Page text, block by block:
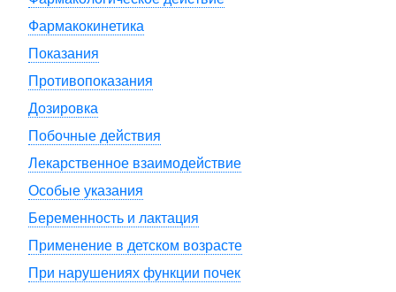
Фармакокинетика
Показания
Противопоказания
Дозировка
Побочные действия
Лекарственное взаимодействие
Особые указания
Беременность и лактация
Применение в детском возрасте
При нарушениях функции почек